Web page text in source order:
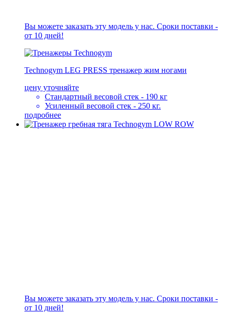
Вы можете заказать эту модель у нас. Сроки поставки -
от 10 дней!
Technogym LEG PRESS тренажер жим ногами
цену уточняйте
Стандартный весовой стек - 190 кг
Усиленный весовой стек - 250 кг.
подробнее
Вы можете заказать эту модель у нас. Сроки поставки -
от 10 дней!